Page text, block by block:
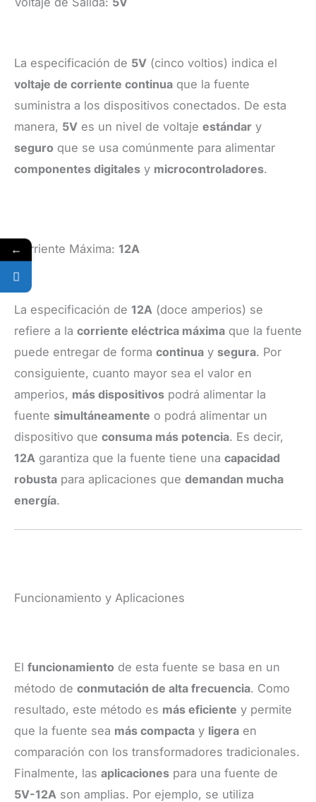
La especificación de 5V (cinco voltios) indica el
voltaje de corriente continua que la fuente
suministra a los dispositivos conectados. De esta
manera, 5V es un nivel de voltaje estándar y
seguro que se usa comúnmente para alimentar
componentes digitales y microcontroladores.
Corriente Máxima: 12A
La especificación de 12A (doce amperios) se
refiere a la corriente eléctrica máxima que la fuente
puede entregar de forma continua y segura. Por
consiguiente, cuanto mayor sea el valor en
amperios, más dispositivos podrá alimentar la
fuente simultáneamente o podrá alimentar un
dispositivo que consuma más potencia. Es decir,
12A garantiza que la fuente tiene una capacidad
robusta para aplicaciones que demandan mucha
energía.
Funcionamiento y Aplicaciones
El funcionamiento de esta fuente se basa en un
método de conmutación de alta frecuencia. Como
resultado, este método es más eficiente y permite
que la fuente sea más compacta y ligera en
comparación con los transformadores tradicionales.
Finalmente, las aplicaciones para una fuente de
5V-12A son amplias. Por ejemplo, se utiliza
←